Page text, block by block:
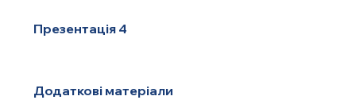
Презентація 4
Додаткові матеріали